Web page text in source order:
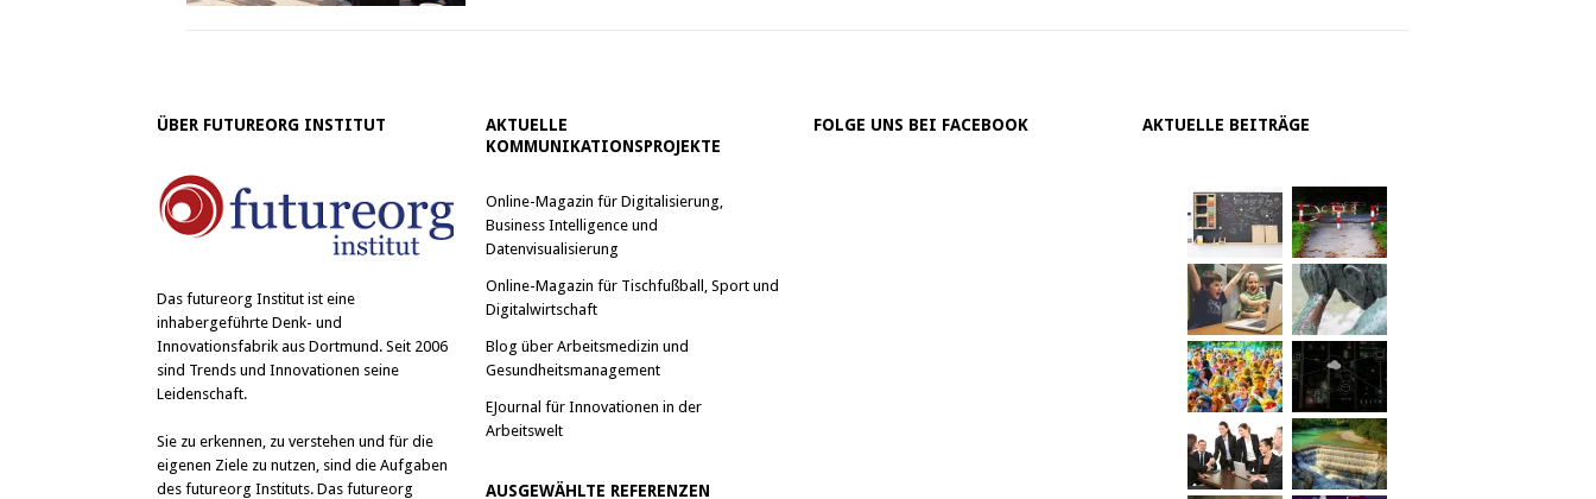
ÜBER FUTUREORG INSTITUT
Das futureorg Institut ist eine
inhabergeführte Denk- und
Innovationsfabrik aus Dortmund. Seit 2006
sind Trends und Innovationen seine
Leidenschaft.
Sie zu erkennen, zu verstehen und für die
eigenen Ziele zu nutzen, sind die Aufgaben
des futureorg Instituts. Das futureorg
AKTUELLE
KOMMUNIKATIONSPROJEKTE
Online-Magazin für Digitalisierung,
Business Intelligence und
Datenvisualisierung
Online-Magazin für Tischfußball, Sport und
Digitalwirtschaft
Blog über Arbeitsmedizin und
Gesundheitsmanagement
EJournal für Innovationen in der
Arbeitswelt
AUSGEWÄHLTE REFERENZEN
FOLGE UNS BEI FACEBOOK AKTUELLE BEITRÄGE